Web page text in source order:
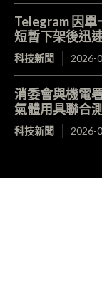
Telegram 因
短暫下架後迅
科技新聞 2026-
消委會與機電
氣體用具聯合
科技新聞 2026-